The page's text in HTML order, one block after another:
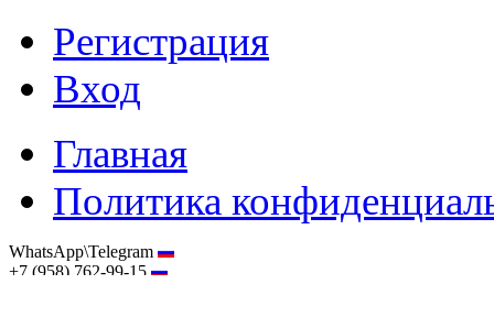
Регистрация
Вход
Главная
Политика
WhatsApp\Telegram
+7 (958) 762-99-15